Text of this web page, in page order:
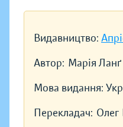
Видавництво:
Автор: Марія Ланґ
Мова видання:
Перекладач: Олег